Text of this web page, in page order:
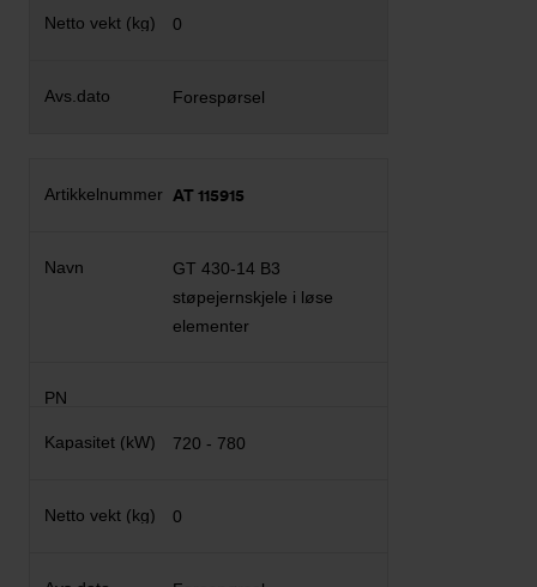
0
Forespørsel
AT 115915
GT 430-14 B3
støpejernskjele i løse
elementer
720 - 780
0